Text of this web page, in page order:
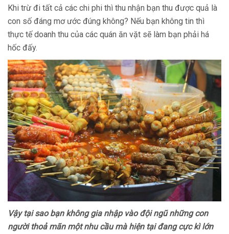
Khi trừ đi tất cả các chi phi thì thu nhận bạn thu được quả là
con số đáng mơ ước đúng không? Nếu bạn không tin thì
thực tế doanh thu của các quán ăn vặt sẽ làm bạn phải há
hốc đấy.
Vậy tại sao bạn không gia nhập vào đội ngũ những con
người thoả mãn một nhu cầu mà hiện tại đang cực kì lớn